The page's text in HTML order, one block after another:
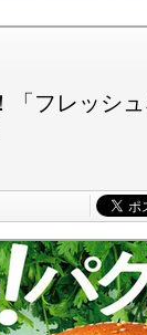
「フレッシ